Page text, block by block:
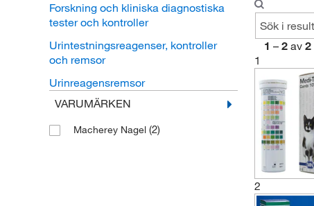
Forskning och kliniska diagnostiska
tester och kontroller
Urintestningsreagenser, kontroller
och remsor
Urinreagensremsor
VARUMÄRKEN
Macherey Nagel (2)
1 – 2 av 2
1
2